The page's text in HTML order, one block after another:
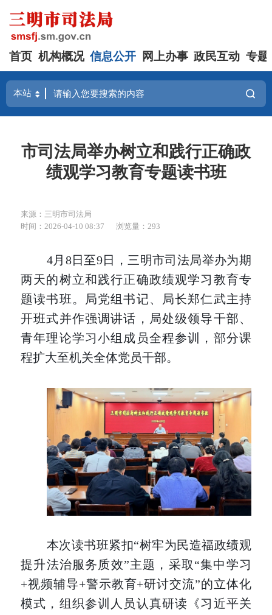
首页 机构概况 信息公开 网上办事 政民互动 专题
市司法局举办树立和践行正确政
绩观学习教育专题读书班
来源：三明市司法局
时间：2026-04-10 08:37
浏览量：293
4月8日至9日，三明市司法局举办为期
两天的树立和践行正确政绩观学习教育专
题读书班。局党组书记、局长郑仁武主持
开班式并作强调讲话，局处级领导干部、
青年理论学习小组成员全程参训，部分课
程扩大至机关全体党员干部。
本次读书班紧扣“树牢为民造福政绩观
提升法治服务质效”主题，采取“集中学习
+视频辅导+警示教育+研讨交流”的立体化
模式，组织参训人员认真研读《习近平关